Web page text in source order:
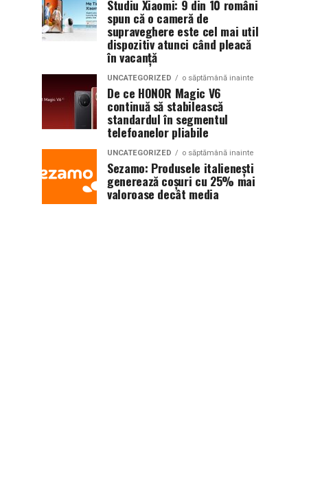
Studiu Xiaomi: 9 din 10 români
spun că o cameră de
supraveghere este cel mai util
dispozitiv atunci când pleacă
în vacanță
UNCATEGORIZED o săptămână inainte
De ce HONOR Magic V6
continuă să stabilească
standardul în segmentul
telefoanelor pliabile
UNCATEGORIZED o săptămână inainte
Sezamo: Produsele italienești
generează coșuri cu 25% mai
valoroase decât media